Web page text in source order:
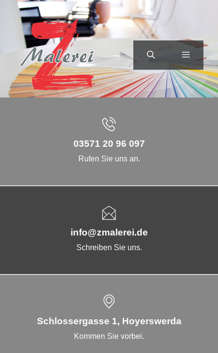
Zum
Inhalt
springen
MENÜ
03571 20 96 097
Rufen Sie uns an.
info@zmalerei.de
Schreiben Sie uns.
Schlossergasse 1, Hoyerswerda
Kommen Sie vorbei.